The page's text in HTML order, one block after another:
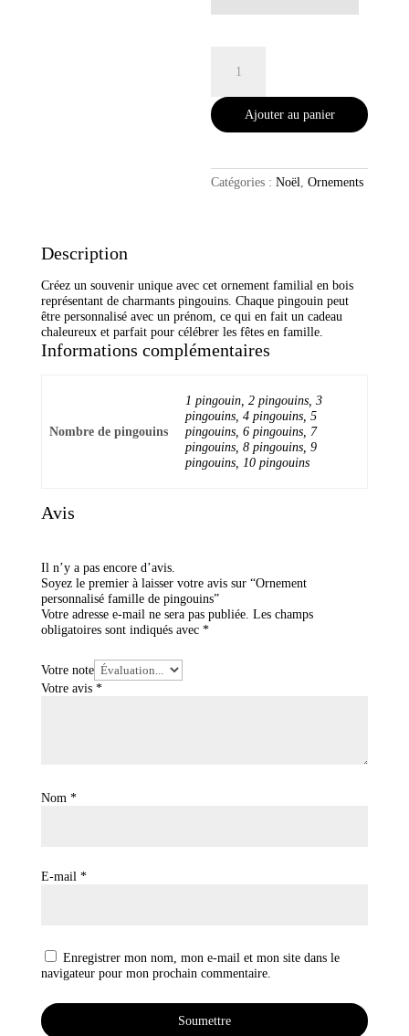
personnalisé
famille
de
Ajouter au panier
Catégories :Noël,Ornements
Description
Créez un souvenir unique avec cet ornement familial en bois
représentant de charmants pingouins. Chaque pingouin peut
être personnalisé avec un prénom, ce qui en fait un cadeau
chaleureux et parfait pour célébrer les fêtes en famille.
Informations complémentaires
Nombre de pingouins
1 pingouin, 2 pingouins, 3
pingouins, 4 pingouins, 5
pingouins, 6 pingouins, 7
pingouins, 8 pingouins, 9
pingouins, 10 pingouins
Avis
Il n’y a pas encore d’avis.
Soyez le premier à laisser votre avis sur “Ornement
personnalisé famille de pingouins”
Votre adresse e-mail ne sera pas publiée. Les champs
obligatoires sont indiqués avec *
Votre note
Votre avis *
Nom *
E-mail *
Enregistrer mon nom, mon e-mail et mon site dans le
navigateur pour mon prochain commentaire.